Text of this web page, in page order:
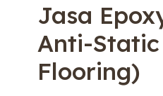
Jasa
Anti-Static
Flooring)